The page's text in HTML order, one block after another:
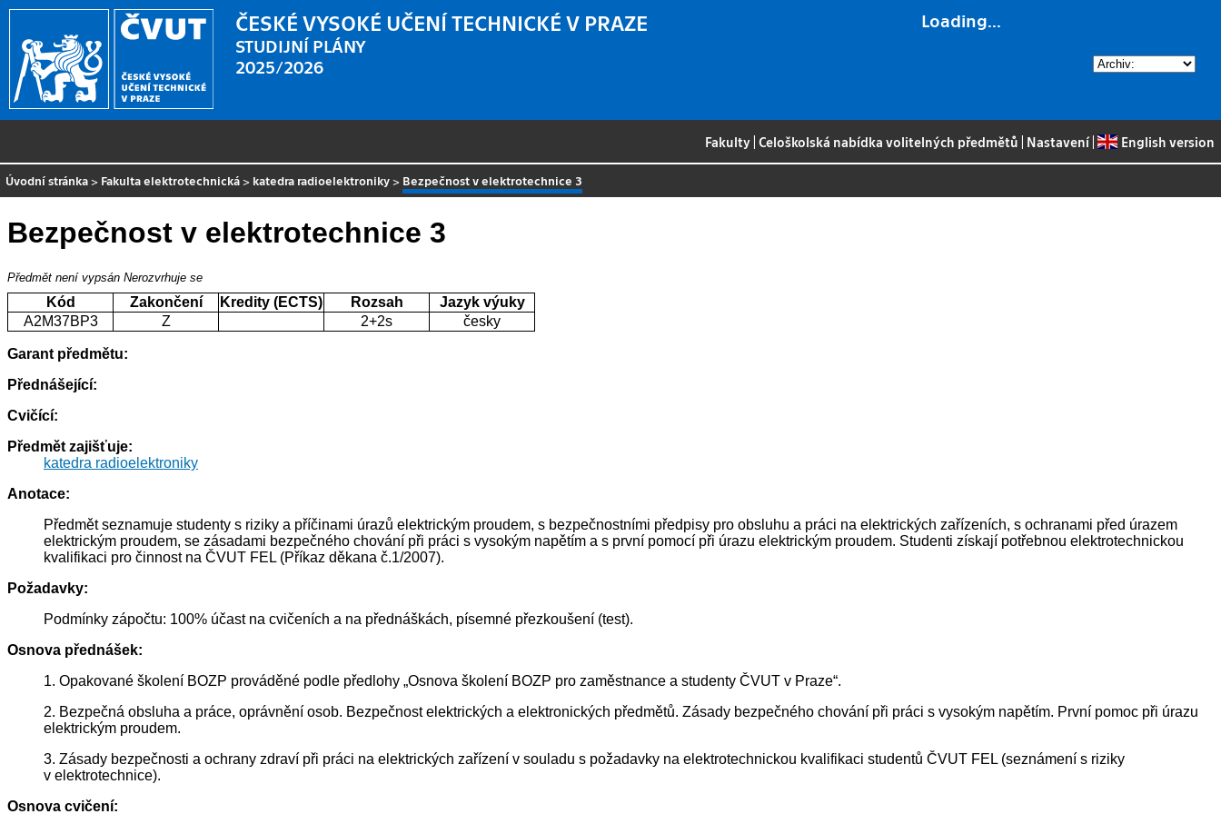
Loading...
ČESKÉ VYSOKÉ UČENÍ TECHNICKÉ V PRAZE
STUDIJNÍ PLÁNY
2025/2026
Fakulty |Celoškolská nabídka volitelných předmětů Nastavení| English version
Úvodní stránka > Fakulta elektrotechnická > katedra radioelektroniky > Bezpečnost v elektrotechnice 3
Bezpečnost v elektrotechnice 3
Předmět není vypsán Nerozvrhuje se
Kód Zakončení Kredity (ECTS) Rozsah
Jazyk výuky
A2M37BP3
Z 2+2s česky
Garant předmětu:
Přednášející:
Cvičící:
Předmět zajišťuje:
katedra radioelektroniky
Anotace:
Předmět seznamuje studenty s riziky a příčinami úrazů elektrickým proudem, s bezpečnostními předpisy pro obsluhu a práci na elektrických zařízeních, s ochranami před úrazem
elektrickým proudem, se zásadami bezpečného chování při práci s vysokým napětím a s první pomocí při úrazu elektrickým proudem. Studenti získají potřebnou elektrotechnickou
kvalifikaci pro činnost na ČVUT FEL (Příkaz děkana č.1/2007).
Požadavky:
Podmínky zápočtu: 100% účast na cvičeních a na přednáškách, písemné přezkoušení (test).
Osnova přednášek:
1. Opakované školení BOZP prováděné podle předlohy „Osnova školení BOZP pro zaměstnance a studenty ČVUT v Praze“.
2. Bezpečná obsluha a práce, oprávnění osob. Bezpečnost elektrických a elektronických předmětů. Zásady bezpečného chování při práci s vysokým napětím. První pomoc při úrazu
elektrickým proudem.
3. Zásady bezpečnosti a ochrany zdraví při práci na elektrických zařízení v souladu s požadavky na elektrotechnickou kvalifikaci studentů ČVUT FEL (seznámení s riziky
v elektrotechnice).
Osnova cvičení: